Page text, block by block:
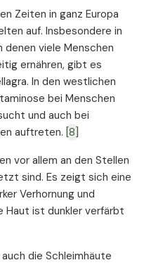
Zeiten in ganz Europa
auf. Insbesondere in
denen viele Menschen
ernähren, gibt es
In den westlichen
bei Menschen
und auch bei
auftreten. [8]
vor allem an den Stellen
sind. Es zeigt sich eine
Verhornung und
Haut ist dunkler verfärbt
die Schleimhäute